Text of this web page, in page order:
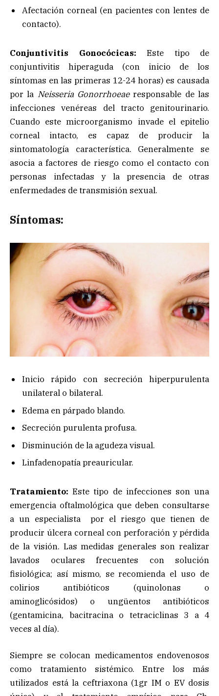
Afectación corneal (en pacientes con lentes de
contacto).
Conjuntivitis Gonocócicas: Este tipo de
conjuntivitis hiperaguda (con inicio de los
síntomas en las primeras 12-24 horas) es causada
por la Neisseria Gonorrhoeaeresponsable de las
infecciones venéreas del tracto genitourinario.
Cuando este microorganismo invade el epitelio
corneal intacto, es capaz de producir la
sintomatología característica. Generalmente se
asocia a factores de riesgo como el contacto con
personas infectadas y la presencia de otras
enfermedades de transmisión sexual.
Síntomas:
Inicio rápido con secreción hiperpurulenta
unilateral o bilateral.
Edema en párpado blando.
Secreción purulenta profusa.
Disminución de la agudeza visual.
Linfadenopatía preauricular.
Tratamiento:Este tipo de infecciones son una
emergencia oftalmológica que deben consultarse
a un especialista por el riesgo que tienen de
producir úlcera corneal con perforación y pérdida
de la visión. Las medidas generales son realizar
lavados oculares frecuentes con solución
fisiológica; así mismo, se recomienda el uso de
colirios antibióticos (quinolonas o
aminoglicósidos) o ungüentos antibióticos
(gentamicina, bacitracina o tetraciclinas 3 a 4
veces al día).
Siempre se colocan medicamentos endovenosos
como tratamiento sistémico. Entre los más
utilizados está la ceftriaxona (1gr IM o EV dosis